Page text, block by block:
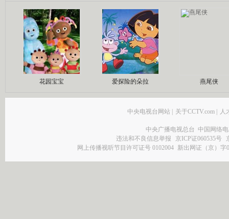
花园宝宝 爱探险的朵拉 燕尾侠
中央电视台网站 | 关于CCTV.com | 人
中央广播电视总台 中国网络
违法和不良信息举报
京ICP证060535号
网上传播视听节目许可证号 0102004 新出网证（京）